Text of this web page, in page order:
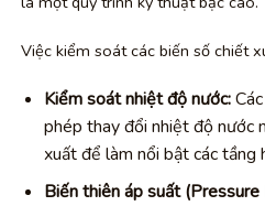
Việc kiểm soát các biến số chiết
Kiểm soát nhiệt độ nước:
phép thay đổi nhiệt độ nước
xuất để làm nổi bật các tầng
Biến thiên áp suất